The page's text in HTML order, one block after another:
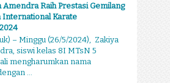
Amendra Raih Prestasi Gemilang
International Karate
– Minggu (26/5/2024), Zakiya
siswi kelas 8I MTsN 5
mengharumkan nama
...